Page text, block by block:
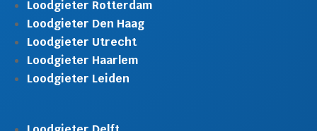
Loodgieter Rotterdam
Loodgieter Den Haag
Loodgieter Utrecht
Loodgieter Haarlem
Loodgieter Leiden